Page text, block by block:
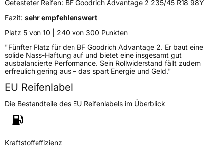
EffizienzC
Nasshaftung A
Rollgeräusch (Klasse)B
FahrzeugklasseC1
Getesteter Reifen: BF Goodrich Advantage 2 235/45 R18 98Y
Fazit: sehr empfehlenswert
Platz 5 von 10 | 240 von 300 Punkten
"Fünfter Platz für den BF Goodrich Advantage 2. Er baut eine
solide Nass-Haftung auf und bietet eine insgesamt gut
ausbalancierte Performance. Sein Rollwiderstand fällt zudem
erfreulich gering aus – das spart Energie und Geld."
EU Reifenlabel
Die Bestandteile des EU Reifenlabels im Überblick
Kraftstoffeffizienz